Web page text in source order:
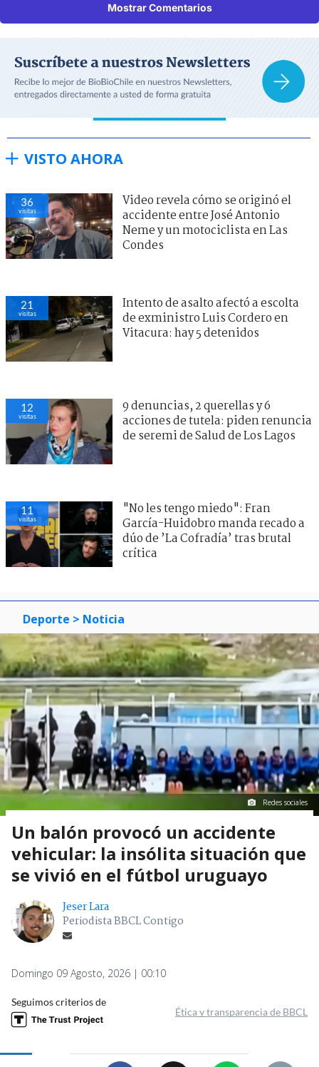
Mostrar Comentarios
VISTO AHORA
36
visitas
Video revela cómo se originó el
accidente entre José Antonio
Neme y un motociclista en Las
Condes
21
visitas
Intento de asalto afectó a escolta
de exministro Luis Cordero en
Vitacura: hay 5 detenidos
12
visitas
9 denuncias, 2 querellas y 6
acciones de tutela: piden renuncia
de seremi de Salud de Los Lagos
11
visitas
"No les tengo miedo": Fran
García-Huidobro manda recado a
dúo de ’La Cofradía’ tras brutal
crítica
Deporte > Noticia
Redes sociales
Un balón provocó un accidente
vehicular: la insólita situación que
se vivió en el fútbol uruguayo
Jeser Lara
Periodista BBCL Contigo
Domingo 09 Agosto, 2026 | 00:10
Seguimos criterios de
Ética y transparencia de BBCL